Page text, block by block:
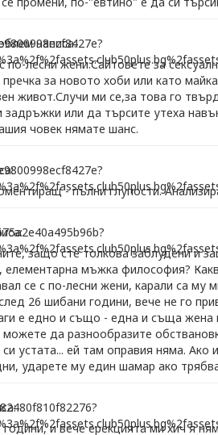
написа:
по-лесни жени.Сайтовете за
за новото хоби или като
живот.Случи ми се,за това го
задръжки или да търсите утеха
човек нямате шанс.
- пълни глупости.
защо сте толкова заблудени и
елементарна мъжка философия?
се с по-лесни жени, карали са му
26 шибани години, вече не го
е едно и също - една и съща жена
да разнообразите
устата... ей там оправия няма. Ако
ударете му един шамар ако
и вече ерекцията ми хич я